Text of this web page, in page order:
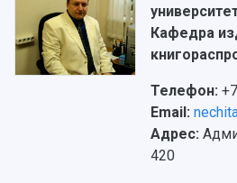
Кафедра
Телефон:
Email:
Адрес:
420